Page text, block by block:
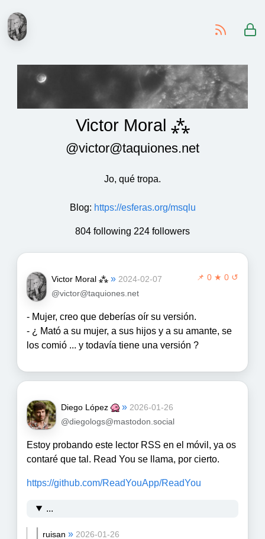
Victor Moral ⁂
@victor@taquiones.net
Jo, qué tropa.
Blog: https://esferas.org/msqlu
804 following 224 followers
📌0 ★ 0 ↺
Victor Moral ⁂ » 2024-02-07
@victor@taquiones.net
- Mujer, creo que deberías oír su versión.
- ¿ Mató a su mujer, a sus hijos y a su amante, se
los comió ... y todavía tiene una versión ?
Diego López » 2026-01-26
@diegologs@mastodon.social
Estoy probando este lector RSS en el móvil, ya os
contaré que tal. Read You se llama, por cierto.
https://github.com/ReadYouApp/ReadYou
...
ruisan » 2026-01-26